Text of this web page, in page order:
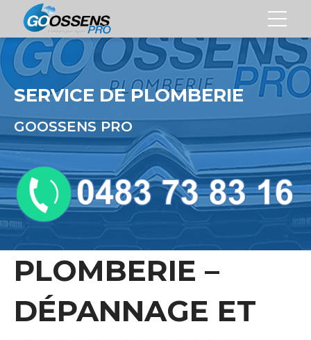
SERVICE DE PLOMBERIE
GOOSSENS PRO
PLOMBERIE –
DÉPANNAGE ET